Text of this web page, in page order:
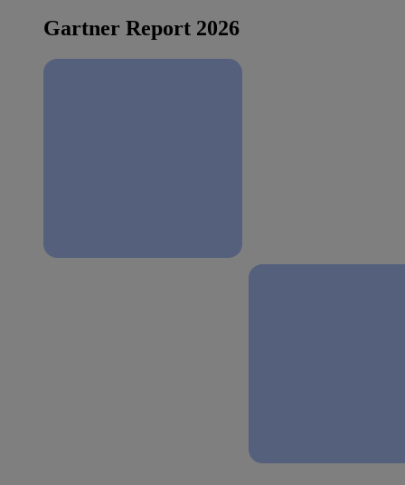
Gartner Report 2026